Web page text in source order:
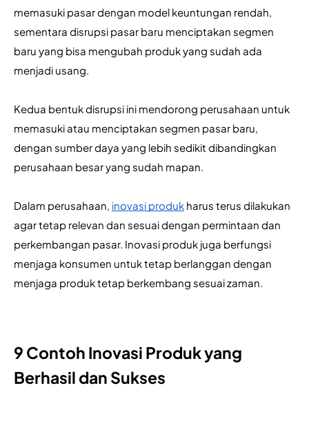
memasuki pasar dengan model keuntungan rendah,
sementara disrupsi pasar baru menciptakan segmen
baru yang bisa mengubah produk yang sudah ada
menjadi usang.
Kedua bentuk disrupsi ini mendorong perusahaan untuk
memasuki atau menciptakan segmen pasar baru,
dengan sumber daya yang lebih sedikit dibandingkan
perusahaan besar yang sudah mapan.
Dalam perusahaan, inovasi produk harus terus dilakukan
agar tetap relevan dan sesuai dengan permintaan dan
perkembangan pasar. Inovasi produk juga berfungsi
menjaga konsumen untuk tetap berlanggan dengan
menjaga produk tetap berkembang sesuai zaman.
9 Contoh Inovasi Produk yang
Berhasil dan Sukses